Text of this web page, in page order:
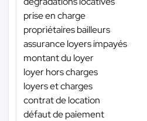
prise en charge
propriétaires bailleurs
assurance loyers impayés
montant du loyer
loyer hors charges
loyers et charges
contrat de location
défaut de paiement